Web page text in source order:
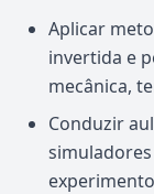
Aplicar
invertida e
mecânica,
Conduzir